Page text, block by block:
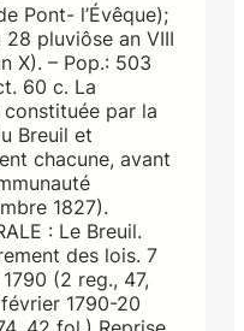
Pont- l’Évêque);
pluviôse an VIII
X). – Pop.: 503
60 c. La
par la
Breuil et
chacune, avant
1827).
: Le Breuil.
des lois. 7
(2 reg., 47,
1790-20